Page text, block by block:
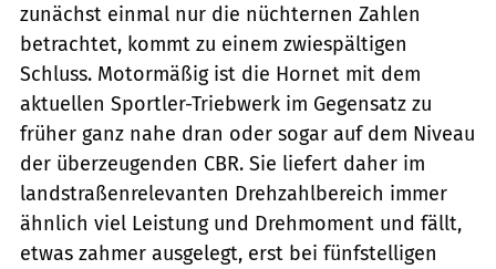
zunächst einmal nur die nüchternen Zahlen
betrachtet, kommt zu einem zwiespältigen
Schluss. Motormäßig ist die Hornet mit dem
aktuellen Sportler-Triebwerk im Gegensatz zu
früher ganz nahe dran oder sogar auf dem Niveau
der überzeugenden CBR. Sie liefert daher im
landstraßenrelevanten Drehzahlbereich immer
ähnlich viel Leistung und Drehmoment und fällt,
etwas zahmer ausgelegt, erst bei fünfstelligen